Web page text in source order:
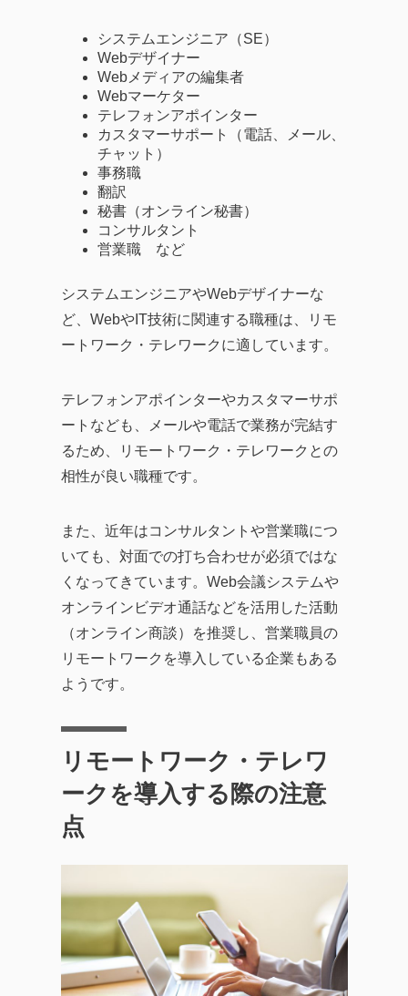
システムエンジニア（SE）
Webデザイナー
Webメディアの編集者
Webマーケター
テレフォンアポインター
カスタマーサポート（電話、メール、
チャット）
事務職
翻訳
秘書（オンライン秘書）
コンサルタント
営業職 など
システムエンジニアやWebデザイナーな
ど、WebやIT技術に関連する職種は、リモ
ートワーク・テレワークに適しています。
テレフォンアポインターやカスタマーサポ
ートなども、メールや電話で業務が完結す
るため、リモートワーク・テレワークとの
相性が良い職種です。
また、近年はコンサルタントや営業職につ
いても、対面での打ち合わせが必須ではな
くなってきています。Web会議システムや
オンラインビデオ通話などを活用した活動
（オンライン商談）を推奨し、営業職員の
リモートワークを導入している企業もある
ようです。
リモートワーク・テレワ
ークを導入する際の注意
点